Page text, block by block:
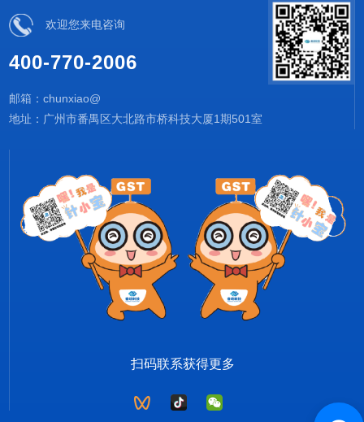
欢迎您来电咨询
400-770-2006
邮箱：chunxiao@
地址：广州市番禺区大北路市桥科技大厦1期501室
扫码联系获得更多